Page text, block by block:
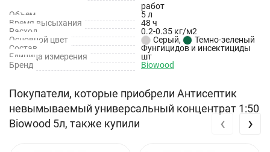
Экологически безопасен
Не выделяет в окружающую среду вредных веществ и не
имеет запаха
Эффективен
Глубоко проникает в структуру древесины, и не вымывается за
работ
Объем
5 л
Время высыхания
48 ч
Расход
0.2-0.35 кг/м2
Основной цвет
Серый,
Темно-зеленый
Состав
Фунгицидов и инсектициды
Единица измерения
шт
Бренд
Biowood
Покупатели, которые приобрели Антисептик
невымываемый универсальный концентрат 1:50
Biowood 5л, также купили
‹ ›